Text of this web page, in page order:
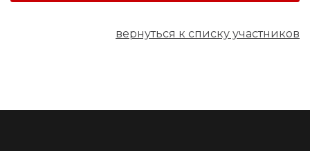
вернуться к списку участников